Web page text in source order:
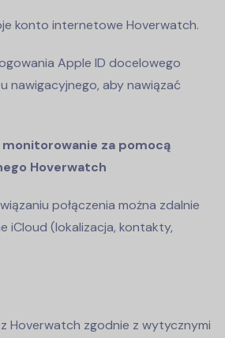
konto internetowe Hoverwatch.
Apple ID docelowego
nawigacyjnego, aby nawiązać
monitorowanie za pomocą
Hoverwatch
połączenia można zdalnie
iCloud (lokalizacja, kontakty,
Hoverwatch zgodnie z wytycznymi